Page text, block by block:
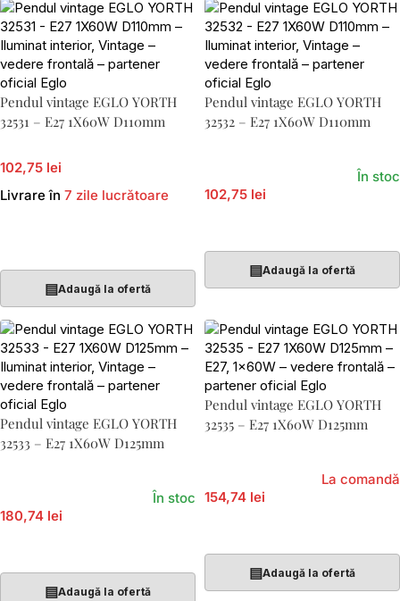
Pendul vintage EGLO YORTH
32531 – E27 1X60W D110mm
102,75 lei
Livrare în 7 zile lucrătoare
▤Adaugă la ofertă
Pendul vintage EGLO YORTH
32532 – E27 1X60W D110mm
102,75 lei
În stoc
▤Adaugă la ofertă
Pendul vintage EGLO YORTH
32533 – E27 1X60W D125mm
180,74 lei
În stoc
▤Adaugă la ofertă
Pendul vintage EGLO YORTH
32535 – E27 1X60W D125mm
154,74 lei
La comandă
▤Adaugă la ofertă